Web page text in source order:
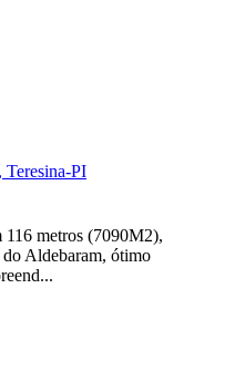
Teresina-PI
metros (7090M2),
Aldebaram, ótimo